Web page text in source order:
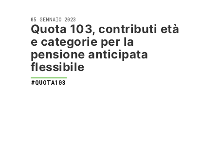
05 GENNAIO 2023
Quota 103, contributi età
e categorie per la
pensione anticipata
flessibile
#QUOTA103